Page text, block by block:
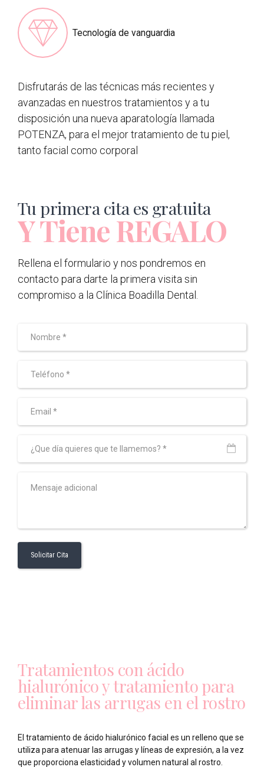
Tecnología de vanguardia
Disfrutarás de las técnicas más recientes y
avanzadas en nuestros tratamientos y a tu
disposición una nueva aparatología llamada
POTENZA, para el mejor tratamiento de tu piel,
tanto facial como corporal
Tu primera cita es gratuita
Y Tiene REGALO
Rellena el formulario y nos pondremos en
contacto para darte la primera visita sin
compromiso a la Clínica Boadilla Dental.
Tratamientos con ácido
hialurónico y tratamiento para
eliminar las arrugas en el rostro
El tratamiento de ácido hialurónico facial es un relleno que se
utiliza para atenuar las arrugas y líneas de expresión, a la vez
que proporciona elasticidad y volumen natural al rostro.